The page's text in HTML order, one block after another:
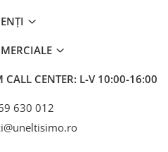
CALL CENTER: L-V 10:00-16:00
630 012